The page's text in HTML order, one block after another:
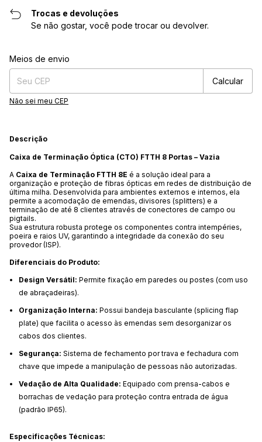
Trocas e devoluções
Se não gostar, você pode trocar ou devolver.
Entregas para o CEP:
Meios de envio
Calcular
Não sei meu CEP
Descrição
Caixa de Terminação Óptica (CTO) FTTH 8 Portas – Vazia
A Caixa de Terminação FTTH 8E é a solução ideal para a
organização e proteção de fibras ópticas em redes de distribuição de
última milha. Desenvolvida para ambientes externos e internos, ela
permite a acomodação de emendas, divisores (splitters) e a
terminação de até 8 clientes através de conectores de campo ou
pigtails.
Sua estrutura robusta protege os componentes contra intempéries,
poeira e raios UV, garantindo a integridade da conexão do seu
provedor (ISP).
Diferenciais do Produto:
Design Versátil: Permite fixação em paredes ou postes (com uso
de abraçadeiras).
Organização Interna: Possui bandeja basculante (splicing flap
plate) que facilita o acesso às emendas sem desorganizar os
cabos dos clientes.
Segurança: Sistema de fechamento por trava e fechadura com
chave que impede a manipulação de pessoas não autorizadas.
Vedação de Alta Qualidade: Equipado com prensa-cabos e
borrachas de vedação para proteção contra entrada de água
(padrão IP65).
Especificações Técnicas: